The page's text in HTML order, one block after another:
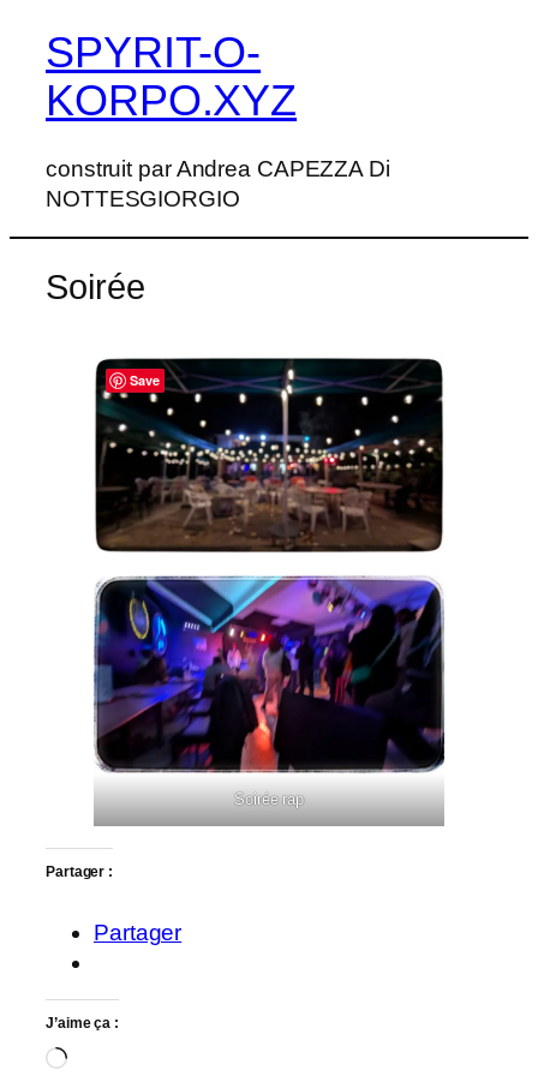
Aller
contenu
SPYRIT-O-
KORPO.XYZ
construit par Andrea CAPEZZA Di
NOTTESGIORGIO
Soirée
Soirée rap
Partager :
Partager
J’aime ça :
Chargement…
Save